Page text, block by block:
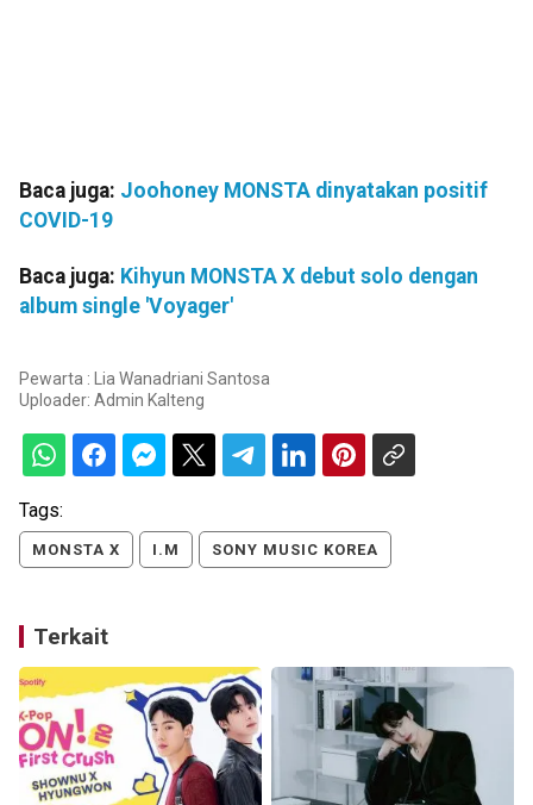
Baca juga: Joohoney MONSTA dinyatakan positif
COVID-19
Baca juga: Kihyun MONSTA X debut solo dengan
album single 'Voyager'
Pewarta : Lia Wanadriani Santosa
Uploader: Admin Kalteng
Tags:
MONSTA X I.M SONY MUSIC KOREA
Terkait